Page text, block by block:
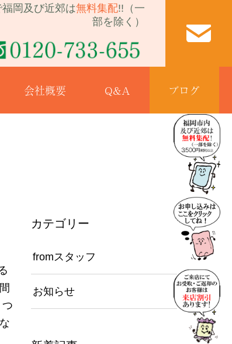
福岡及び近郊は無料集配!!（一
部を除く）
会社概要 Q&A ブログ
カテゴリー
fromスタッフ
お知らせ